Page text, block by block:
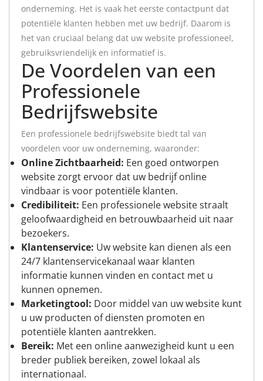
onderneming. Het is vaak het eerste contactpunt dat
potentiële klanten hebben met uw bedrijf. Daarom is
het van cruciaal belang dat uw website professioneel,
gebruiksvriendelijk en informatief is.
De Voordelen van een
Professionele
Bedrijfswebsite
Een professionele bedrijfswebsite biedt tal van
voordelen voor uw onderneming, waaronder:
Online Zichtbaarheid: Een goed ontworpen
website zorgt ervoor dat uw bedrijf online
vindbaar is voor potentiële klanten.
Credibiliteit: Een professionele website straalt
geloofwaardigheid en betrouwbaarheid uit naar
bezoekers.
Klantenservice: Uw website kan dienen als een
24/7 klantenservicekanaal waar klanten
informatie kunnen vinden en contact met u
kunnen opnemen.
Marketingtool: Door middel van uw website kunt
u uw producten of diensten promoten en
potentiële klanten aantrekken.
Bereik: Met een online aanwezigheid kunt u een
breder publiek bereiken, zowel lokaal als
internationaal.